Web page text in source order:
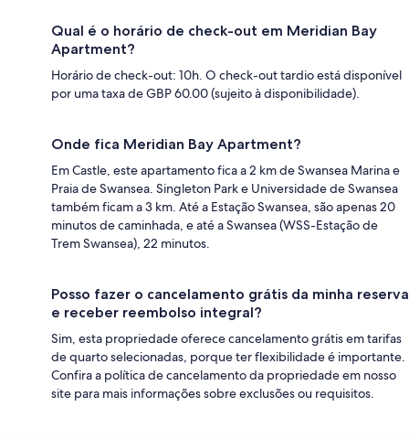
Qual é o horário de check-out em Meridian Bay
Apartment?
Horário de check-out: 10h. O check-out tardio está disponível
por uma taxa de GBP 60.00 (sujeito à disponibilidade).
Onde fica Meridian Bay Apartment?
Em Castle, este apartamento fica a 2 km de Swansea Marina e
Praia de Swansea. Singleton Park e Universidade de Swansea
também ficam a 3 km. Até a Estação Swansea, são apenas 20
minutos de caminhada, e até a Swansea (WSS-Estação de
Trem Swansea), 22 minutos.
Posso fazer o cancelamento grátis da minha reserva
e receber reembolso integral?
Sim, esta propriedade oferece cancelamento grátis em tarifas
de quarto selecionadas, porque ter flexibilidade é importante.
Confira a política de cancelamento da propriedade em nosso
site para mais informações sobre exclusões ou requisitos.